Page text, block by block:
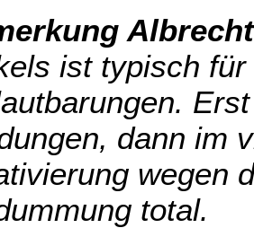
ist typisch
dann im
wegen
total.